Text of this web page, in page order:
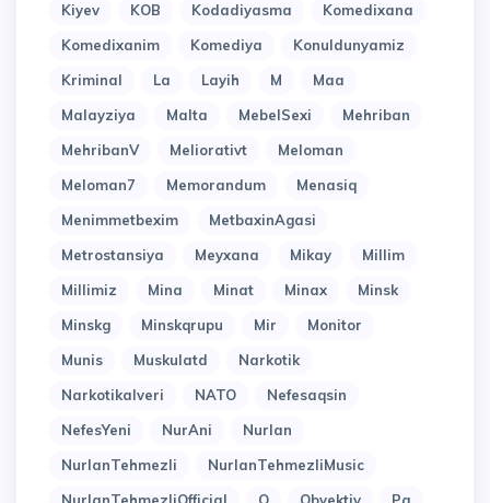
Kiyev
KOB Kodadiyasma
Komedixana
Komedixanim
Komediya
Konuldunyamiz
Kriminal
La Layih M
Maa
Malayziya
Malta MebelSexi
Mehriban
MehribanV
Meliorativt
Meloman
Meloman7
Memorandum
Menasiq
Menimmetbexim
MetbaxinAgasi
Metrostansiya
Meyxana Mikay
Millim
Millimiz
Mina Minat Minax
Minsk
Minskg
Minskqrupu Mir
Monitor
Munis
Muskulatd
Narkotik
Narkotikalveri
NATO
Nefesaqsin
NefesYeni
NurAni
Nurlan
NurlanTehmezli
NurlanTehmezliMusic